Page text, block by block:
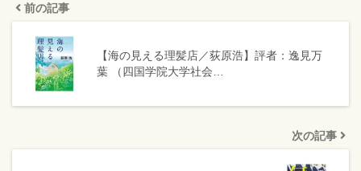
前の記事
【海の見える理髪店／荻原浩】評者：逸見万
葉 （四国学院大学社会…
次の記事